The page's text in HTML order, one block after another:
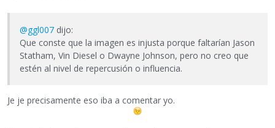
@ggl007 dijo:
Que conste que la imagen es injusta porque faltarían Jason
Statham, Vin Diesel o Dwayne Johnson, pero no creo que
estén al nivel de repercusión o influencia.
Je je precisamente eso iba a comentar yo.